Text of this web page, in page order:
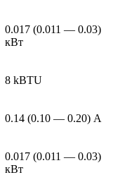
0.017 (0.011 — 0.03)
кВт
8 kBTU
0.14 (0.10 — 0.20) А
0.017 (0.011 — 0.03)
кВт